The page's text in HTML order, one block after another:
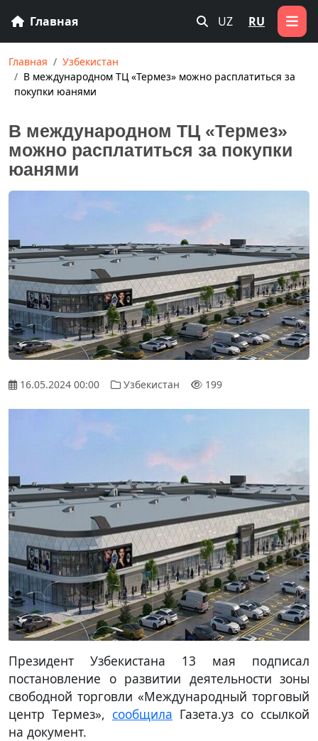
Главная UZ RU
Главная
Узбекистан
В международном ТЦ «Термез» можно расплатиться за
покупки юанями
В международном ТЦ «Термез»
можно расплатиться за покупки
юанями
16.05.2024 00:00 Узбекистан 199
Президент Узбекистана 13 мая подписал
постановление о развитии деятельности зоны
свободной торговли «Международный торговый
центр Термез», сообщила Газета.уз со ссылкой
на документ.